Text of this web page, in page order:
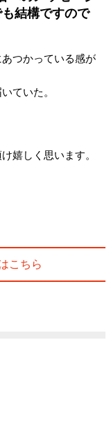
結構ですので
つかっている感が
ていた。
嬉しく思います。
こちら